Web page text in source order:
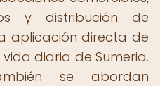
y distribución de
aplicación directa de
diaria de Sumeria.
se abordan